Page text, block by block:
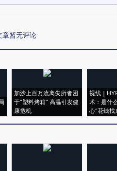
章暂无评论
加沙上百万流离失所者困
于“塑料烤箱” 高温引发健
康危机
视线｜
术：是什
心“花钱找